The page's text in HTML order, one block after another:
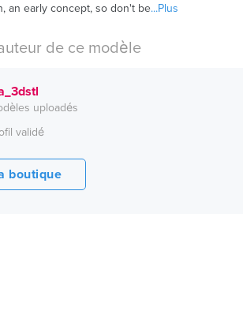
an early concept, so don't be...Plus
de ce modèle
uploadés
validé
boutique